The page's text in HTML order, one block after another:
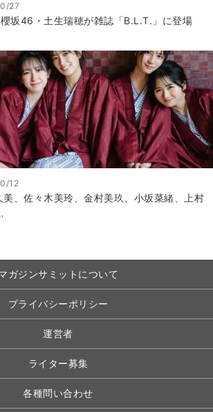
27
坂46・土生瑞穂が雑誌「B.L.T.」に登場
12
、佐々木美玲、金村美玖、小坂菜緒、上村
ガジンサミットについて
プライバシーポリシー
運営者
ライター募集
各種問い合わせ